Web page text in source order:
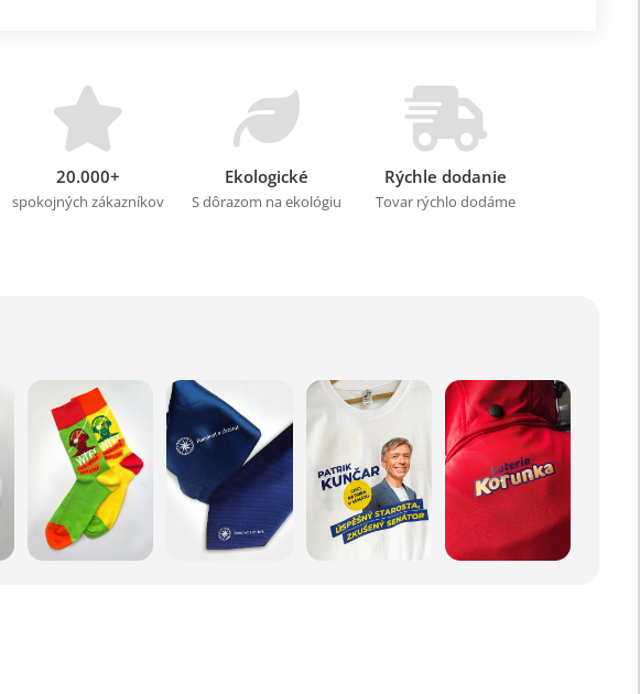
20.000+
spokojných zákazníkov
Ekologické
S dôrazom na ekológiu
Rýchle dodanie
Tovar rýchlo dodáme